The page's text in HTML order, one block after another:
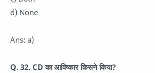
d) None
Ans: a)
Q. 32. CD का आविष्कार किसने किया?